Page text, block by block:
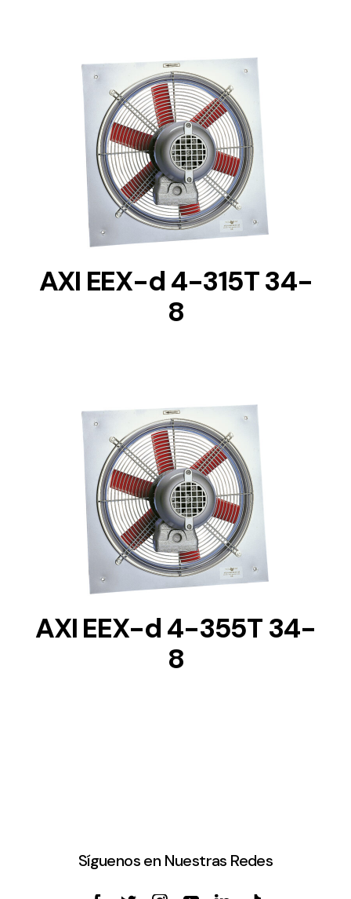
DETAILS
AXI EEX-d 4-315T 34-
8
DETAILS
AXI EEX-d 4-355T 34-
8
Síguenos en Nuestras Redes